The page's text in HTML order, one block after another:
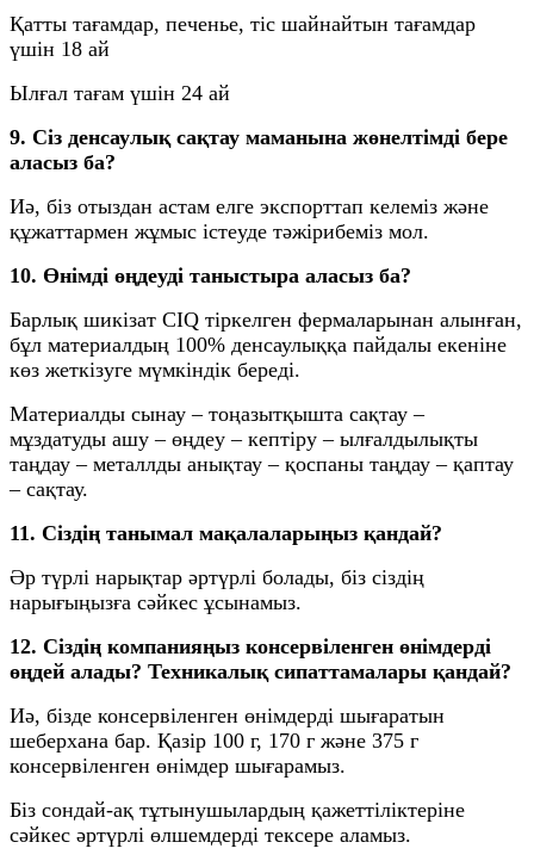
Қатты тағамдар, печенье, тіс шайнайтын тағамдар
үшін 18 ай
Ылғал тағам үшін 24 ай
9. Сіз денсаулық сақтау маманына жөнелтімді бере
аласыз ба?
Иә, біз отыздан астам елге экспорттап келеміз және
құжаттармен жұмыс істеуде тәжірибеміз мол.
10. Өнімді өңдеуді таныстыра аласыз ба?
Барлық шикізат CIQ тіркелген фермаларынан алынған,
бұл материалдың 100% денсаулыққа пайдалы екеніне
көз жеткізуге мүмкіндік береді.
Материалды сынау – тоңазытқышта сақтау –
мұздатуды ашу – өңдеу – кептіру – ылғалдылықты
таңдау – металлды анықтау – қоспаны таңдау – қаптау
– сақтау.
11. Сіздің танымал мақалаларыңыз қандай?
Әр түрлі нарықтар әртүрлі болады, біз сіздің
нарығыңызға сәйкес ұсынамыз.
12. Сіздің компанияңыз консервіленген өнімдерді
өңдей алады? Техникалық сипаттамалары қандай?
Иә, бізде консервіленген өнімдерді шығаратын
шеберхана бар. Қазір 100 г, 170 г және 375 г
консервіленген өнімдер шығарамыз.
Біз сондай-ақ тұтынушылардың қажеттіліктеріне
сәйкес әртүрлі өлшемдерді тексере аламыз.